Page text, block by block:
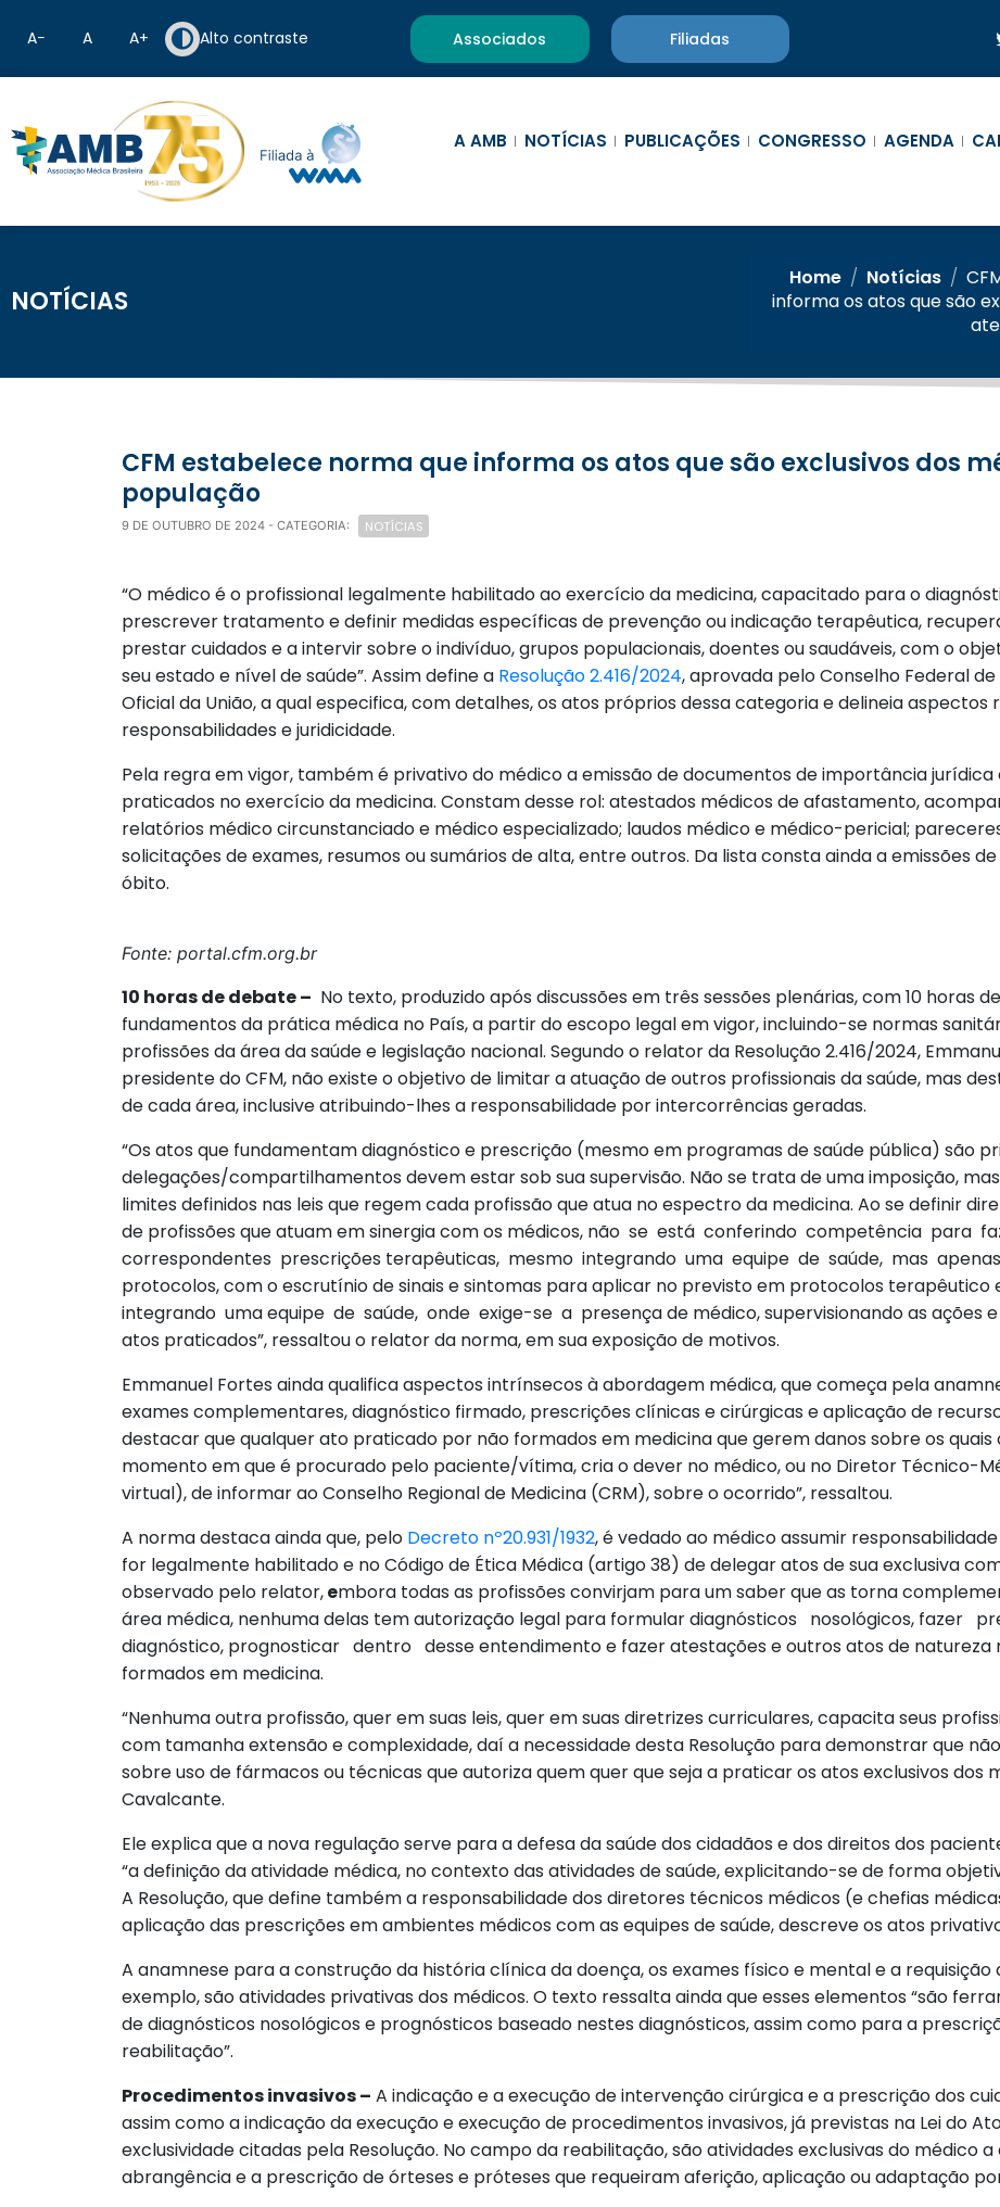
A− A A+ Alto contraste Associados Filiadas
A AMB NOTÍCIAS PUBLICAÇÕES CONGRESSO AGENDA
NOTÍCIAS
Home / Notícias /
informa os atos que são
CFM estabelece norma que informa os atos que são exclusivos dos médicos no atendimento da
população
9 DE OUTUBRO DE 2024 - CATEGORIA: NOTÍCIAS
“O médico é o profissional legalmente habilitado ao exercício da medicina, capacitado para o
prescrever tratamento e definir medidas específicas de prevenção ou indicação terapêutica,
prestar cuidados e a intervir sobre o indivíduo, grupos populacionais, doentes ou saudáveis, com o
seu estado e nível de saúde”. Assim define a Resolução 2.416/2024, aprovada pelo Conselho Federal
Oficial da União, a qual especifica, com detalhes, os atos próprios dessa categoria e delineia aspectos
responsabilidades e juridicidade.
Pela regra em vigor, também é privativo do médico a emissão de documentos de importância
praticados no exercício da medicina. Constam desse rol: atestados médicos de afastamento,
relatórios médico circunstanciado e médico especializado; laudos médico e médico-pericial;
solicitações de exames, resumos ou sumários de alta, entre outros. Da lista consta ainda a emissões
óbito.
Fonte: portal.cfm.org.br
10 horas de debate – No texto, produzido após discussões em três sessões plenárias, com 10 horas
fundamentos da prática médica no País, a partir do escopo legal em vigor, incluindo-se normas
profissões da área da saúde e legislação nacional. Segundo o relator da Resolução 2.416/2024,
presidente do CFM, não existe o objetivo de limitar a atuação de outros profissionais da saúde, mas
de cada área, inclusive atribuindo-lhes a responsabilidade por intercorrências geradas.
“Os atos que fundamentam diagnóstico e prescrição (mesmo em programas de saúde pública) são
delegações/compartilhamentos devem estar sob sua supervisão. Não se trata de uma imposição,
limites definidos nas leis que regem cada profissão que atua no espectro da medicina. Ao se definir
de profissões que atuam em sinergia com os médicos, não se está conferindo competência para
correspondentes prescrições terapêuticas, mesmo integrando uma equipe de saúde, mas
protocolos, com o escrutínio de sinais e sintomas para aplicar no previsto em protocolos
integrando uma equipe de saúde, onde exige-se a presença de médico, supervisionando as ações
atos praticados”, ressaltou o relator da norma, em sua exposição de motivos.
Emmanuel Fortes ainda qualifica aspectos intrínsecos à abordagem médica, que começa pela
exames complementares, diagnóstico firmado, prescrições clínicas e cirúrgicas e aplicação de
destacar que qualquer ato praticado por não formados em medicina que gerem danos sobre os
momento em que é procurado pelo paciente/vítima, cria o dever no médico, ou no Diretor Técnico-
virtual), de informar ao Conselho Regional de Medicina (CRM), sobre o ocorrido”, ressaltou.
A norma destaca ainda que, pelo Decreto nº20.931/1932, é vedado ao médico assumir
for legalmente habilitado e no Código de Ética Médica (artigo 38) de delegar atos de sua exclusiva
observado pelo relator,embora todas as profissões convirjam para um saber que as torna
área médica, nenhuma delas tem autorização legal para formular diagnósticos nosológicos, fazer
diagnóstico, prognosticar dentro desse entendimento e fazer atestações e outros atos de natureza
formados em medicina.
“Nenhuma outra profissão, quer em suas leis, quer em suas diretrizes curriculares, capacita seus
com tamanha extensão e complexidade, daí a necessidade desta Resolução para demonstrar que
sobre uso de fármacos ou técnicas que autoriza quem quer que seja a praticar os atos exclusivos dos
Cavalcante.
Ele explica que a nova regulação serve para a defesa da saúde dos cidadãos e dos direitos dos
“a definição da atividade médica, no contexto das atividades de saúde, explicitando-se de forma
A Resolução, que define também a responsabilidade dos diretores técnicos médicos (e chefias
aplicação das prescrições em ambientes médicos com as equipes de saúde, descreve os atos
A anamnese para a construção da história clínica da doença, os exames físico e mental e a
exemplo, são atividades privativas dos médicos. O texto ressalta ainda que esses elementos “são
de diagnósticos nosológicos e prognósticos baseado nestes diagnósticos, assim como para a
reabilitação”.
Procedimentos invasivos – A indicação e a execução de intervenção cirúrgica e a prescrição dos
assim como a indicação da execução e execução de procedimentos invasivos, já previstas na Lei do
exclusividade citadas pela Resolução. No campo da reabilitação, são atividades exclusivas do médico
abrangência e a prescrição de órteses e próteses que requeiram aferição, aplicação ou adaptação